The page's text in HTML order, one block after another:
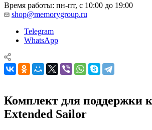
Время работы: пн-пт, с 10:00 до 19:00
shop@memorygroup.ru
Telegram
WhatsApp
Комплект для поддержки
Extended Sailor